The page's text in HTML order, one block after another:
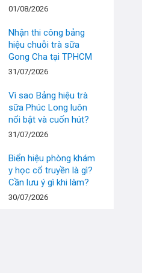
01/08/2026
Nhận thi công bảng
hiệu chuỗi trà sữa
Gong Cha tại TPHCM
31/07/2026
Vì sao Bảng hiệu trà
sữa Phúc Long luôn
nổi bật và cuốn hút?
31/07/2026
Biển hiệu phòng khám
y học cổ truyền là gì?
Cần lưu ý gì khi làm?
30/07/2026